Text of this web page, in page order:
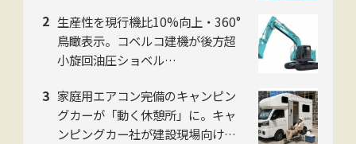
生産性を現行機比10%向上・360°
鳥瞰表示。コベルコ建機が後方超
小旋回油圧ショベル
売開始
家庭用エアコン完備のキャンピン
グカーが「動く休憩所」に。キャ
ンピングカー社が建設現場向け法